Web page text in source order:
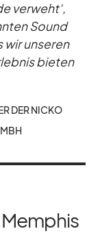
ver­weht‘,
Sound
wir un­se­ren
bie­ten
DER NICKO